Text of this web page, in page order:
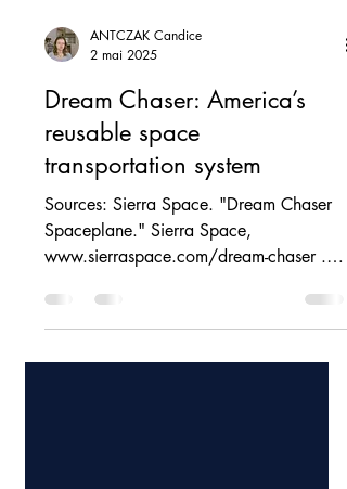
ANTCZAK Candice
2 mai 2025
Dream Chaser: America’s
reusable space
transportation system
Sources: Sierra Space. "Dream Chaser
Spaceplane." Sierra Space,